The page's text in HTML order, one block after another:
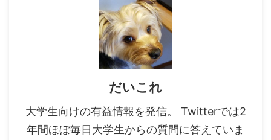
だいこれ
大学生向けの有益情報を発信。 Twitterでは2
年間ほぼ毎日大学生からの質問に答えていま